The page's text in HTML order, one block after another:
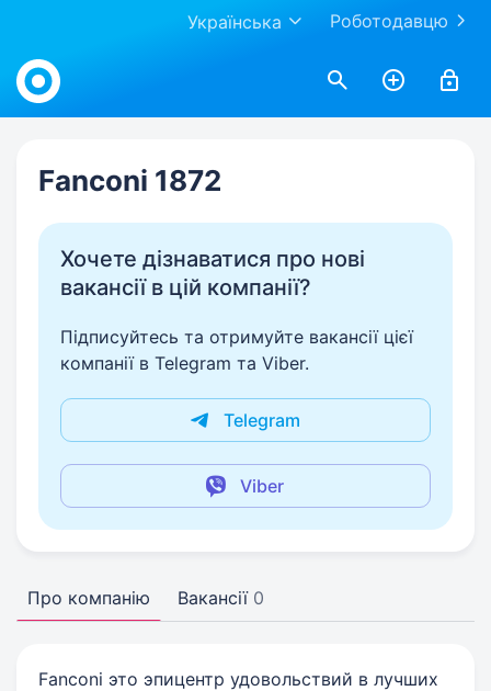
Роботодавцю
Українська
Work.ua
Fanconi 1872
Хочете дізнаватися про нові
вакансії в цій компанії?
Підписуйтесь та отримуйте вакансії цієї
компанії в Telegram та Viber.
Telegram
Viber
Про компанію Вакансії 0
Fanconi это эпицентр удовольствий в лучших